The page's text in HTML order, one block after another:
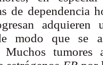
de dependencia
modo que se
Muchos